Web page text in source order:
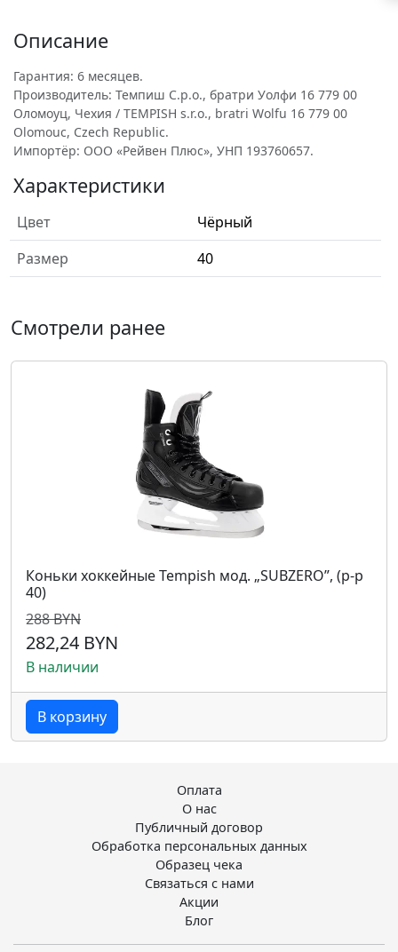
Описание
Гарантия: 6 месяцев.
Производитель: Темпиш С.р.о., братри Уолфи 16 779 00
Оломоуц, Чехия / TEMPISH s.r.o., bratri Wolfu 16 779 00
Olomouc, Czech Republic.
Импортёр: ООО «Рейвен Плюс», УНП 193760657.
Характеристики
Цвет
Чёрный
Размер
40
Смотрели ранее
Коньки хоккейные Tempish мод. „SUBZERO”, (р-р
40)
288 BYN
282,24 BYN
В наличии
В корзину
Оплата
О нас
Публичный договор
Обработка персональных данных
Образец чека
Связаться с нами
Акции
Блог